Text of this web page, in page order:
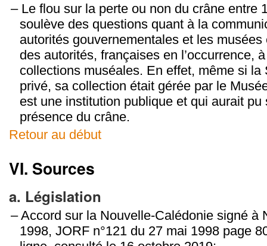
Le flou sur la perte ou non du crâne entre
soulève des questions quant à la
autorités gouvernementales et les musées
des autorités, françaises en l’occurrence,
collections muséales. En effet, même si la
privé, sa collection était gérée par le
est une institution publique et qui aurait pu
présence du crâne.
Retour au début
VI. Sources
a. Législation
Accord sur la Nouvelle-Calédonie signé à
1998, JORF n°121 du 27 mai 1998 page